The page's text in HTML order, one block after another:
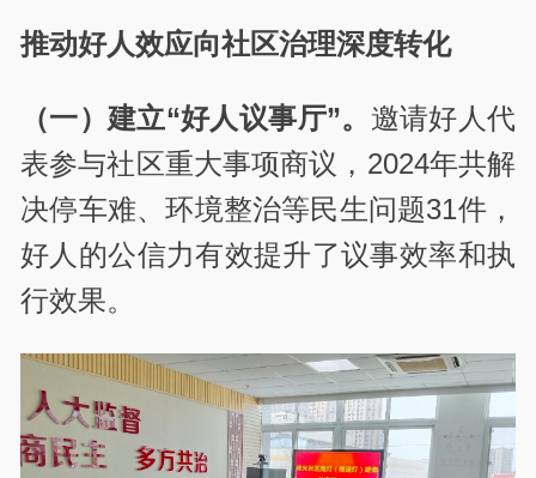
推动好人效应向社区治理深度转化
（一）建立“好人议事厅”。 邀请好人代
表参与社区重大事项商议，2024年共解
决停车难、环境整治等民生问题31件，
好人的公信力有效提升了议事效率和执
行效果。